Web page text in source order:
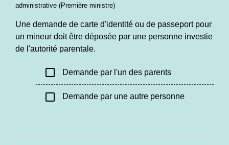
administrative (Première ministre)
Une demande de carte d'identité ou de passeport pour
un mineur doit être déposée par une personne investie
de l'autorité parentale.
check_box_outline_blank Demande par l'un des parents
check_box_outline_blank Demande par une autre personne